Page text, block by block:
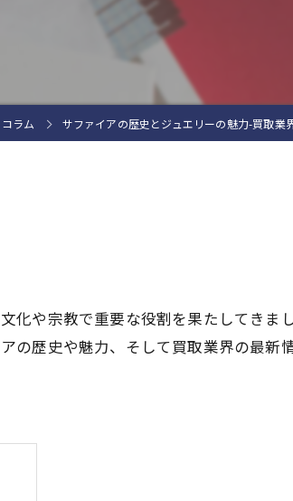
アクセサリー
時計
コラム サファイアの歴史とジュエリーの魅力-買取業
化や宗教で重要な役割を果たしてきま
の歴史や魅力、そして買取業界の最新